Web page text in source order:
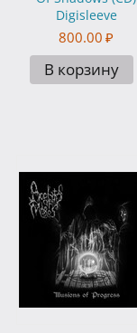
Digisleeve
800.00 ₽
В корзину